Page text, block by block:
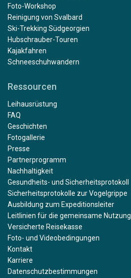
Foto-Workshop
Reinigung von Svalbard
Ski-Trekking Südgeorgien
Hubschrauber-Touren
Kajakfahren
Schneeschuhwandern
Ressourcen
Leihausrüstung
FAQ
Geschichten
Fotogallerie
Presse
Partnerprogramm
Nachhaltigkeit
Gesundheits- und Sicherheitsprotokoll
Sicherheitsprotokolle zur Vogelgrippe
Ausbildung zum Expeditionsleiter
Leitlinien für die gemeinsame Nutzung
Versicherte Reisekasse
Foto- und Videobedingungen
Kontakt
Karriere
Datenschutzbestimmungen